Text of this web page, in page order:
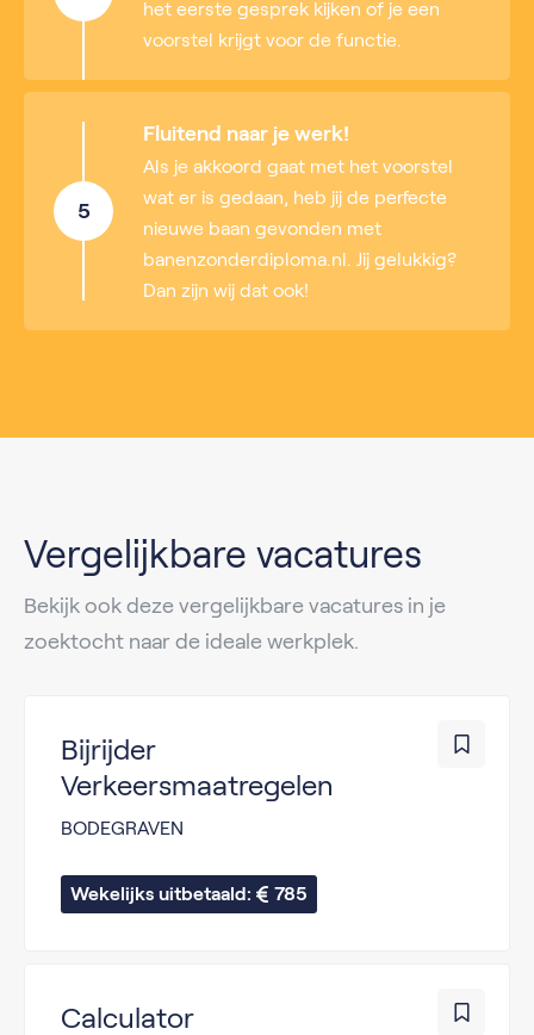
het eerste gesprek kijken of je een
voorstel krijgt voor de functie.
5
Fluitend naar je werk!
Als je akkoord gaat met het voorstel
wat er is gedaan, heb jij de perfecte
nieuwe baan gevonden met
banenzonderdiploma.nl. Jij gelukkig?
Dan zijn wij dat ook!
Vergelijkbare vacatures
Bekijk ook deze vergelijkbare vacatures in je
zoektocht naar de ideale werkplek.
Bijrijder
Verkeersmaatregelen
BODEGRAVEN
Wekelijks uitbetaald: 785
Calculator